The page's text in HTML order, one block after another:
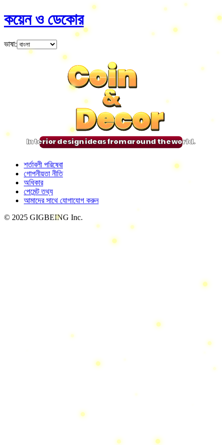
কয়েন ও ডেকোর
ভাষা:
Coin
&
Decor
Coin
&
Decor
Coin
&
Decor
Coin
&
Decor
Interior design ideas from around the world.
শর্তাবলী পরিষেবা
গোপনীয়তা নীতি
অধিকার
পেমেন্ট তথ্য
আমাদের সাথে যোগাযোগ করুন
© 2025 GIGBEING Inc.